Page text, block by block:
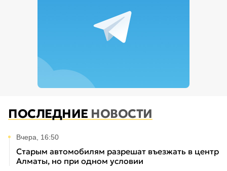
ПОСЛЕДНИЕ НОВОСТИ
Вчера, 16:50
Старым автомобилям разрешат въезжать в центр
Алматы, но при одном условии